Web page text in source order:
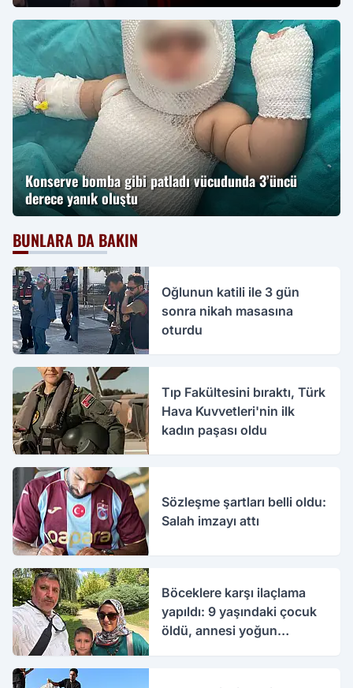
Konserve bomba gibi patladı vücudunda 3’üncü
derece yanık oluştu
BUNLARA DA BAKIN
Oğlunun katili ile 3 gün
sonra nikah masasına
oturdu
Tıp Fakültesini bıraktı, Türk
Hava Kuvvetleri'nin ilk
kadın paşası oldu
Sözleşme şartları belli oldu:
Salah imzayı attı
Böceklere karşı ilaçlama
yapıldı: 9 yaşındaki çocuk
öldü, annesi yoğun